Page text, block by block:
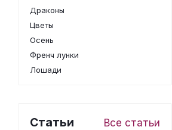
Драконы
Цветы
Осень
Френч лунки
Лошади
Статьи Все статьи